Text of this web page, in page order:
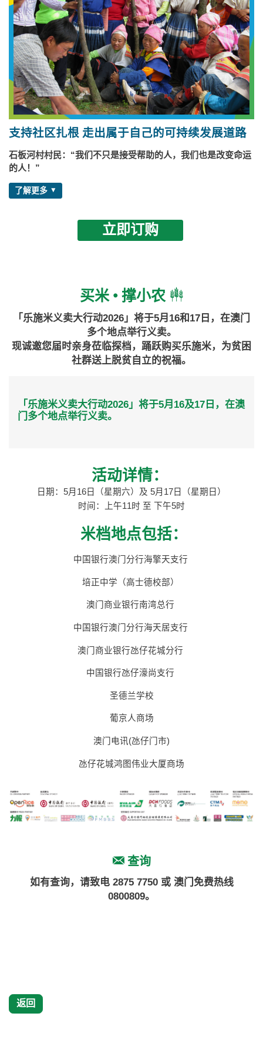
支持社区扎根 走出属于自己的可持续发展道路
石板河村村民：“我们不只是接受帮助的人，我们也是改变命运
的人！”
了解更多
立即订购
买米 • 撑小农
「乐施米义卖大行动2026」将于5月16和17日，在澳门
多个地点举行义卖。
现诚邀您届时亲身莅临探档，踊跃购买乐施米，为贫困
社群送上脱贫自立的祝福。
「乐施米义卖大行动2026」将于5月16及17日，在澳
门多个地点举行义卖。
活动详情：
日期：5月16日（星期六）及 5月17日（星期日）
时间：上午11时 至 下午5时
米档地点包括：
中国银行澳门分行海擎天支行
培正中学（高士德校部）
澳门商业银行南湾总行
中国银行澳门分行海天居支行
澳门商业银行氹仔花城分行
中国银行氹仔濠尚支行
圣德兰学校
葡京人商场
澳门电讯(氹仔门市)
氹仔花城鸿图伟业大厦商场
查询
如有查询，请致电 2875 7750 或 澳门免费热线
0800809。
返回